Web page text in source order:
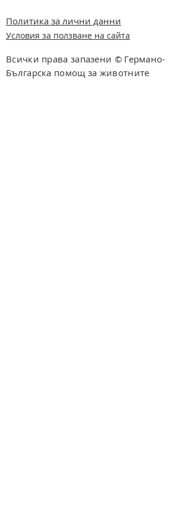
Политика за лични данни
Условия за ползване на сайта
Всички права запазени © Германо-
Българска помощ за животните